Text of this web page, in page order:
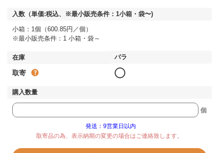
小箱：1個（600.85円／個）
※最小販売条件：1 小箱・袋～
取寄 ◯
個
発送：9営業日以内
取寄品の為、表示納期の変更の場合はご連絡致します。